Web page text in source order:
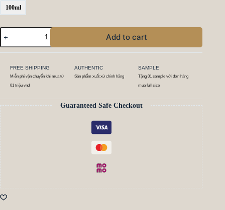
100ml
Add to cart
FREE SHIPPING
Miễn phí vận chuyển khi mua từ
01 triệu vnd
AUTHENTIC
Sản phẩm xuất xứ chính hãng
SAMPLE
Tặng 01 sample với đơn hàng
mua full size
Guaranteed Safe Checkout